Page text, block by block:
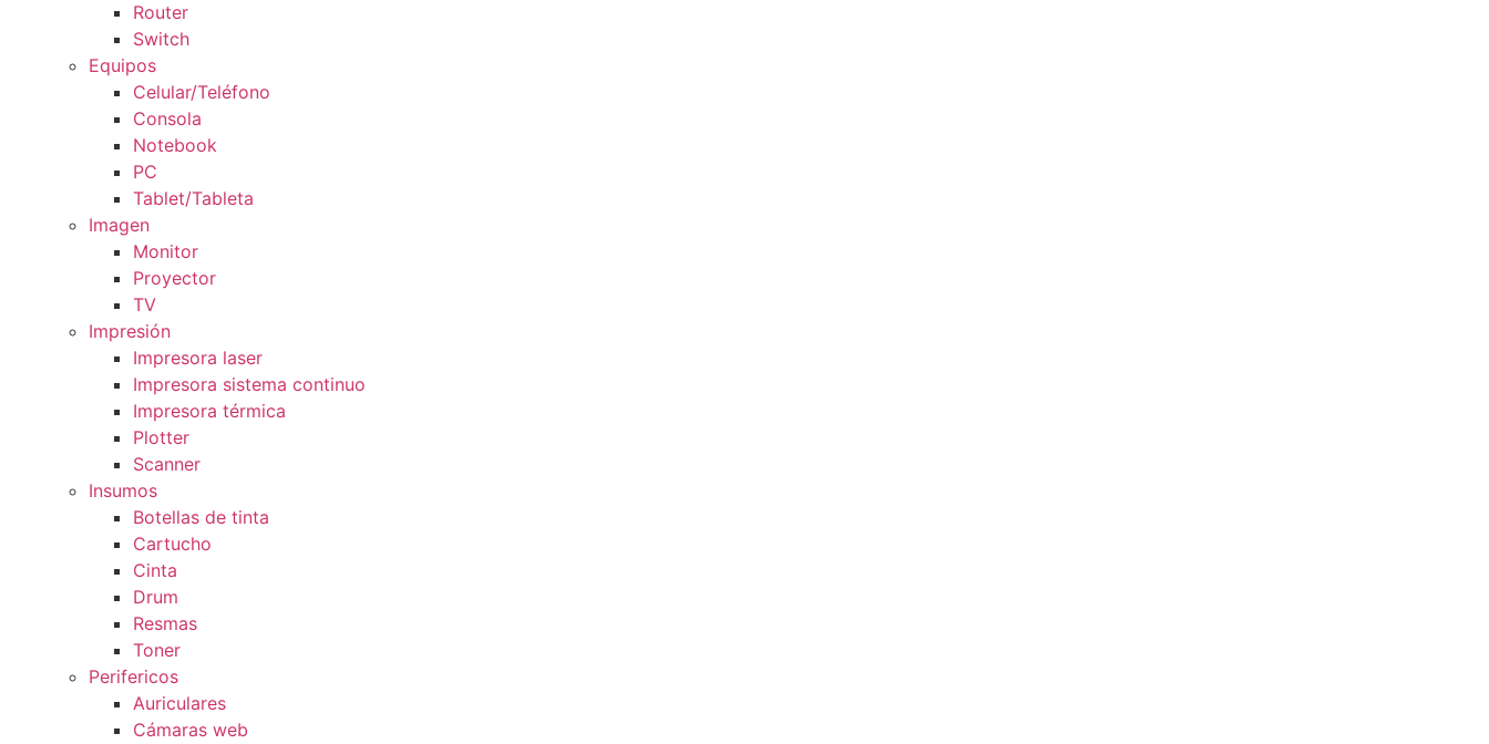
Router
Switch
Equipos
Celular/Teléfono
Consola
Notebook
PC
Tablet/Tableta
Imagen
Monitor
Proyector
TV
Impresión
Impresora laser
Impresora sistema continuo
Impresora térmica
Plotter
Scanner
Insumos
Botellas de tinta
Cartucho
Cinta
Drum
Resmas
Toner
Perifericos
Auriculares
Cámaras web